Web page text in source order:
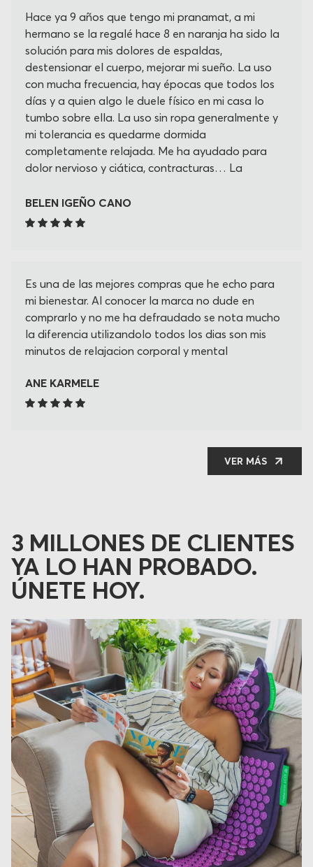
Hace ya 9 años que tengo mi pranamat, a mi
hermano se la regalé hace 8 en naranja ha sido la
solución para mis dolores de espaldas,
destensionar el cuerpo, mejorar mi sueño. La uso
con mucha frecuencia, hay épocas que todos los
días y a quien algo le duele físico en mi casa lo
tumbo sobre ella. La uso sin ropa generalmente y
mi tolerancia es quedarme dormida
completamente relajada. Me ha ayudado para
dolor nervioso y ciática, contracturas… La
adquirido, estoy a la espera de recibir el cojín
cervical que creo que será un accesorio
BELEN IGEÑO CANO
Es una de las mejores compras que he echo para
mi bienestar. Al conocer la marca no dude en
comprarlo y no me ha defraudado se nota mucho
la diferencia utilizandolo todos los dias son mis
minutos de relajacion corporal y mental
ANE KARMELE
VER MÁS
3 MILLONES DE CLIENTES
YA LO HAN PROBADO.
ÚNETE HOY.